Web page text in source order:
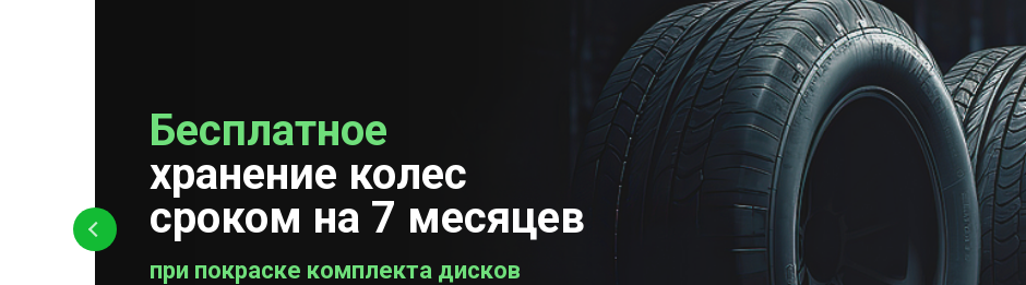
Бесплатное
хранение колес
сроком на 7 месяцев
при покраске комплекта дисков
Бесплатная
проверка колес